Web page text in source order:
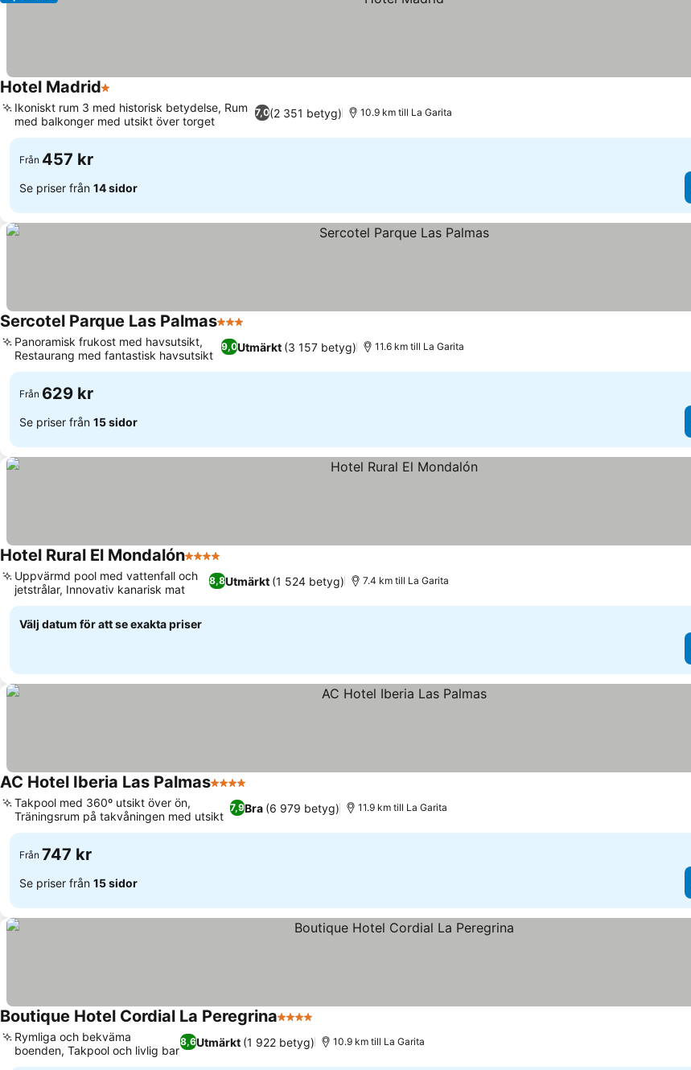
Hotel Madrid1 Stjärnor
7,0(2 351 betyg)
Ikoniskt rum 3 med historisk betydelse, Rum
med balkonger med utsikt över torget
10.9 km till La Garita
Från 457 kr
Se priser från 14 sidor
Sercotel Parque Las Palmas3 Stjärnor
9,0Utmärkt (3 157 betyg)
Panoramisk frukost med havsutsikt,
Restaurang med fantastisk havsutsikt
11.6 km till La Garita
Från 629 kr
Se priser från 15 sidor
Hotel Rural El Mondalón4 Stjärnor
8,8Utmärkt (1 524 betyg)
Uppvärmd pool med vattenfall och
jetstrålar, Innovativ kanarisk mat
7.4 km till La Garita
Välj datum för att se exakta priser
AC Hotel Iberia Las Palmas4 Stjärnor
7,9Bra (6 979 betyg)
Takpool med 360º utsikt över ön,
Träningsrum på takvåningen med utsikt
11.9 km till La Garita
Från 747 kr
Se priser från 15 sidor
Boutique Hotel Cordial La Peregrina4 Stjärnor
8,6Utmärkt (1 922 betyg)
Rymliga och bekväma
boenden, Takpool och livlig bar
10.9 km till La Garita